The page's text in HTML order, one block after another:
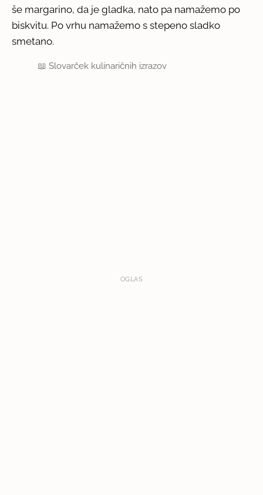
še margarino, da je gladka, nato pa namažemo po
biskvitu. Po vrhu namažemo s stepeno sladko
smetano.
📖Slovarček kulinaričnih izrazov
OGLAS